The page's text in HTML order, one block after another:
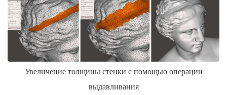
Увеличение толщины стенки с помощью операции
выдавливания